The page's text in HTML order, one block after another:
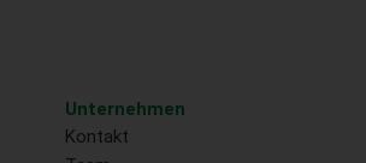
Unternehmen
Kontakt